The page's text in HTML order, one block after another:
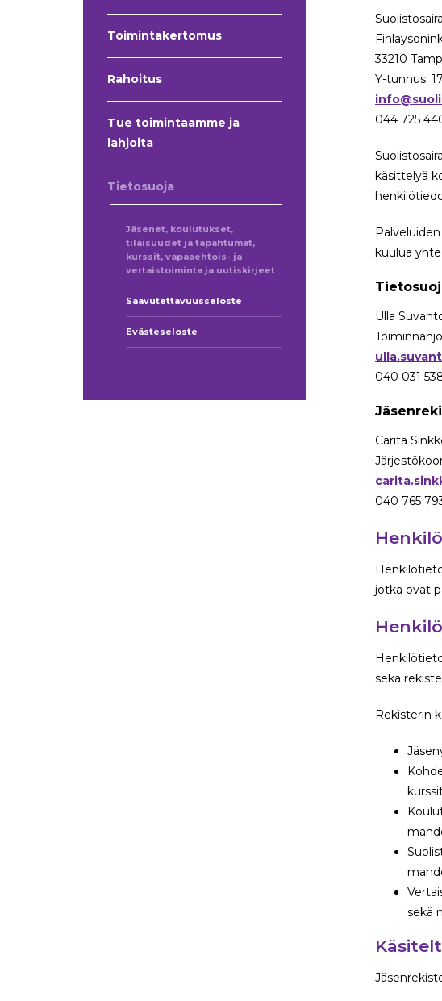
Toimintakertomus
Rahoitus
Tue toimintaamme ja
lahjoita
Tietosuoja
Jäsenet, koulutukset,
tilaisuudet ja tapahtumat,
kurssit, vapaaehtois- ja
vertaistoiminta ja uutiskirjeet
Saavutettavuusseloste
Evästeseloste
33210
Y-tunnus:
044 725
käsittelyä
kuulua
Ulla
040 031
Carita
040 765
jotka ovat
sekä
Rekisterin
sekä